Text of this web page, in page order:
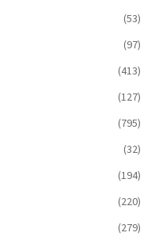
(53)
(97)
(413)
(127)
(795)
(32)
(194)
(220)
(279)